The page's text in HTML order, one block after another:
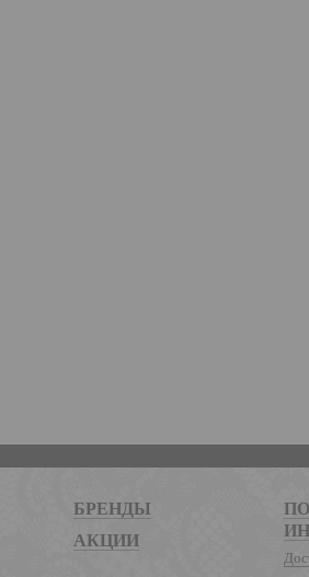
БРЕНДЫ
АКЦИИ